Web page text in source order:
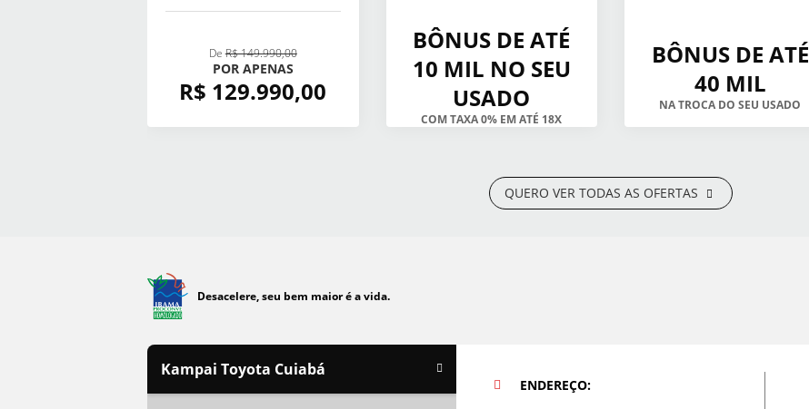
DeR$ 149.990,00
POR APENAS
R$ 129.990,00
BÔNUS DE ATÉ
10 MIL NO SEU
USADO
COM TAXA 0% EM ATÉ 18X
BÔNUS DE ATÉ
40 MIL
NA TROCA DO SEU USADO
QUERO VER TODAS AS OFERTAS
Desacelere, seu bem maior é a vida.
Kampai Toyota Cuiabá
ENDEREÇO: